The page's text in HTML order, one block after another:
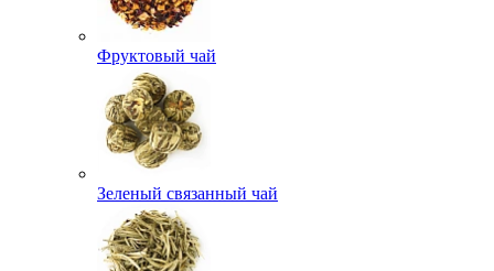
Фруктовый чай
Зеленый связанный чай